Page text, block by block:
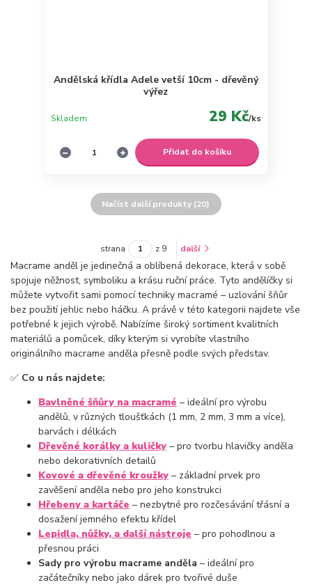
Andělská křídla Adele vetší 10cm - dřevěný
výřez
29 Kč/ks
Skladem
Přidat do košíku
Načíst další produkty (20)
strana z 9 další
Macrame anděl je jedinečná a oblíbená dekorace, která v sobě
spojuje něžnost, symboliku a krásu ruční práce. Tyto andělíčky si
můžete vytvořit sami pomocí techniky macramé – uzlování šňůr
bez použití jehlic nebo háčku. A právě v této kategorii najdete vše
potřebné k jejich výrobě. Nabízíme široký sortiment kvalitních
materiálů a pomůcek, díky kterým si vyrobíte vlastního
originálního macrame anděla přesně podle svých představ.
✅ Co u nás najdete:
Bavlněné šňůry na macramé – ideální pro výrobu
andělů, v různých tloušťkách (1 mm, 2 mm, 3 mm a více),
barvách i délkách
Dřevěné korálky a kuličky – pro tvorbu hlavičky anděla
nebo dekorativních detailů
Kovové a dřevěné kroužky – základní prvek pro
zavěšení anděla nebo pro jeho konstrukci
Hřebeny a kartáče – nezbytné pro rozčesávání třásní a
dosažení jemného efektu křídel
Lepidla, nůžky, a další nástroje – pro pohodlnou a
přesnou práci
Sady pro výrobu macrame anděla – ideální pro
začátečníky nebo jako dárek pro tvořivé duše